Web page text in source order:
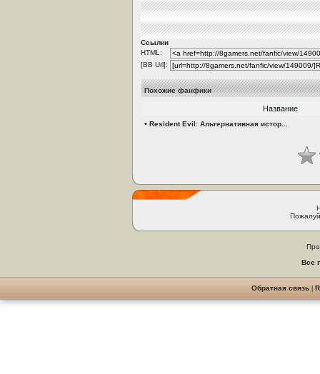
Ссылки
HTML:
[BB Url]:
Похожие фанфики
Название
• Resident Evil: Альтернативная истор...
Все
Обратная связь